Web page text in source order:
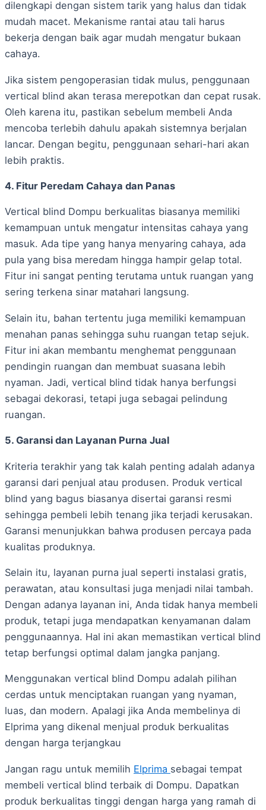
dilengkapi dengan sistem tarik yang halus dan tidak
mudah macet. Mekanisme rantai atau tali harus
bekerja dengan baik agar mudah mengatur bukaan
cahaya.
Jika sistem pengoperasian tidak mulus, penggunaan
vertical blind akan terasa merepotkan dan cepat rusak.
Oleh karena itu, pastikan sebelum membeli Anda
mencoba terlebih dahulu apakah sistemnya berjalan
lancar. Dengan begitu, penggunaan sehari-hari akan
lebih praktis.
4. Fitur Peredam Cahaya dan Panas
Vertical blind Dompu berkualitas biasanya memiliki
kemampuan untuk mengatur intensitas cahaya yang
masuk. Ada tipe yang hanya menyaring cahaya, ada
pula yang bisa meredam hingga hampir gelap total.
Fitur ini sangat penting terutama untuk ruangan yang
sering terkena sinar matahari langsung.
Selain itu, bahan tertentu juga memiliki kemampuan
menahan panas sehingga suhu ruangan tetap sejuk.
Fitur ini akan membantu menghemat penggunaan
pendingin ruangan dan membuat suasana lebih
nyaman. Jadi, vertical blind tidak hanya berfungsi
sebagai dekorasi, tetapi juga sebagai pelindung
ruangan.
5. Garansi dan Layanan Purna Jual
Kriteria terakhir yang tak kalah penting adalah adanya
garansi dari penjual atau produsen. Produk vertical
blind yang bagus biasanya disertai garansi resmi
sehingga pembeli lebih tenang jika terjadi kerusakan.
Garansi menunjukkan bahwa produsen percaya pada
kualitas produknya.
Selain itu, layanan purna jual seperti instalasi gratis,
perawatan, atau konsultasi juga menjadi nilai tambah.
Dengan adanya layanan ini, Anda tidak hanya membeli
produk, tetapi juga mendapatkan kenyamanan dalam
penggunaannya. Hal ini akan memastikan vertical blind
tetap berfungsi optimal dalam jangka panjang.
Menggunakan vertical blind Dompu adalah pilihan
cerdas untuk menciptakan ruangan yang nyaman,
luas, dan modern. Apalagi jika Anda membelinya di
Elprima yang dikenal menjual produk berkualitas
dengan harga terjangkau
Jangan ragu untuk memilih Elprima sebagai tempat
membeli vertical blind terbaik di Dompu. Dapatkan
produk berkualitas tinggi dengan harga yang ramah di